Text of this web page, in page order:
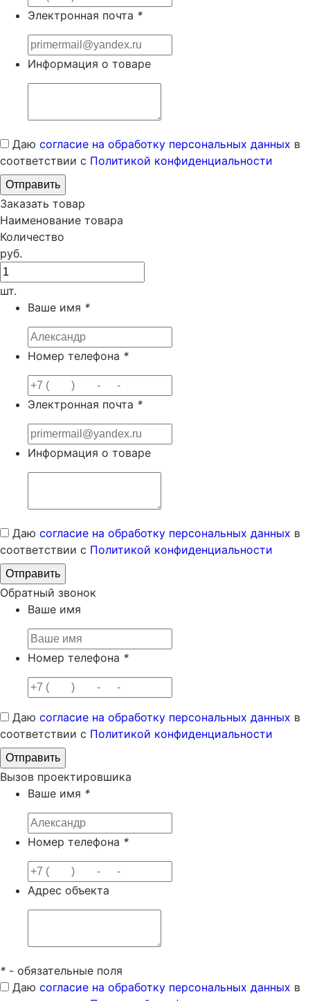
Электронная почта *
Информация о товаре
Даю согласие на обработку персональных данных в
соответствии с Политикой конфиденциальности
Заказать товар
Наименование товара
Количество
руб.
шт.
Ваше имя *
Номер телефона *
Электронная почта *
Информация о товаре
Даю согласие на обработку персональных данных в
соответствии с Политикой конфиденциальности
Обратный звонок
Ваше имя
Номер телефона *
Даю согласие на обработку персональных данных в
соответствии с Политикой конфиденциальности
Вызов проектировшика
Ваше имя *
Номер телефона *
Адрес объекта
* - обязательные поля
Даю согласие на обработку персональных данных в